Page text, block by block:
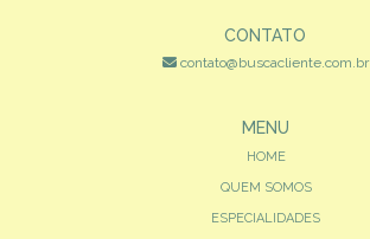
CONTATO
contato@buscacliente.com.br
MENU
HOME
QUEM SOMOS
ESPECIALIDADES